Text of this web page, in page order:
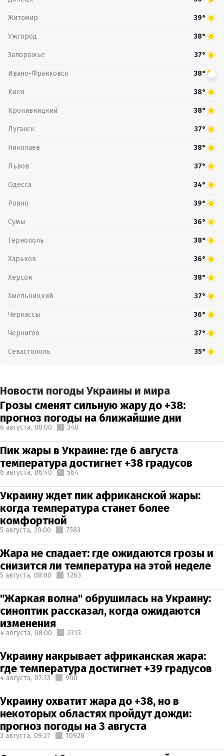
Житомир 39°
Ужгород 38°
Запорожье 37°
Ивано-Франковск 38°
Киев 38°
Кропивницкий 38°
Луганск 37°
Николаев 38°
Львов 37°
Одесса 34°
Ровно 39°
Сумы 36°
Тернополь 38°
Харьков 36°
Херсон 38°
Хмельницкий 37°
Черкассы 36°
Чернигов 37°
Севастополь 35°
Новости погоды Украины и мира
Грозы сменят сильную жару до +38:
прогноз погоды на ближайшие дни
6 августа, 08:00 340
Пик жары в Украине: где 6 августа
температура достигнет +38 градусов
6 августа, 06:40 564
Украину ждет пик африканской жары:
когда температура станет более
комфортной
5 августа, 20:00 7583
Жара не спадает: где ожидаются грозы и
снизится ли температура на этой неделе
5 августа, 08:00 1263
"Жаркая волна" обрушилась на Украину:
синоптик рассказал, когда ожидаются
изменения
4 августа, 08:00 2313
Украину накрывает африканская жара:
где температура достигнет +39 градусов
4 августа, 07:33 900
Украину охватит жара до +38, но в
некоторых областях пройдут дожди:
прогноз погоды на 3 августа
3 августа, 09:27 10928